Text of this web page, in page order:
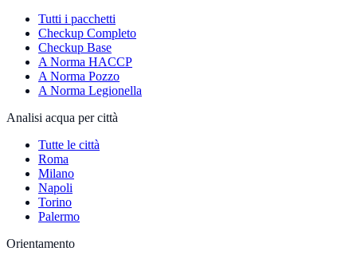
Tutti i pacchetti
Checkup Completo
Checkup Base
A Norma HACCP
A Norma Pozzo
A Norma Legionella
Analisi acqua per città
Tutte le città
Roma
Milano
Napoli
Torino
Palermo
Orientamento